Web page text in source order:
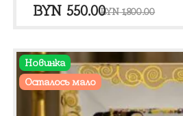
BYN1,800.00
Первоначальная
составляла
BYN 1,800.00.
BYN 550.00Текущая
BYN 550.00.
Новинка
Осталось мало